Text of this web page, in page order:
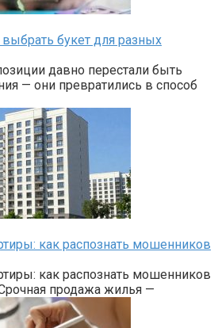
букет для разных
давно перестали быть
— они превратились в способ
как распознать мошенников
как распознать мошенников
продажа жилья —